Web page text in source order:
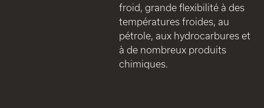
froid, grande flexibilité à des
températures froides, au
pétrole, aux hydrocarbures et
à de nombreux produits
chimiques.